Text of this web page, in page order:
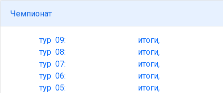
Чемпионат
тур 09:
итоги,
тур 08:
итоги,
тур 07:
итоги,
тур 06:
итоги,
тур 05:
итоги,